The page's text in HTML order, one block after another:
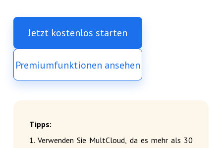
Jetzt kostenlos starten
Premiumfunktionen ansehen
Tipps:
1. Verwenden Sie MultCloud, da es mehr als 30